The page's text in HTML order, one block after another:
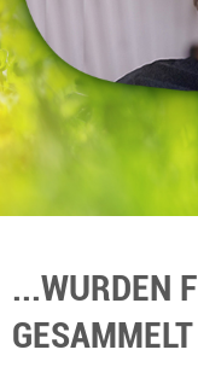
...WURDEN
GESAMMELT